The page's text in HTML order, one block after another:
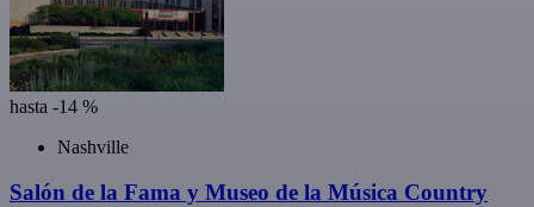
hasta -14 %
Nashville
Salón de la Fama y Museo de la Música Country